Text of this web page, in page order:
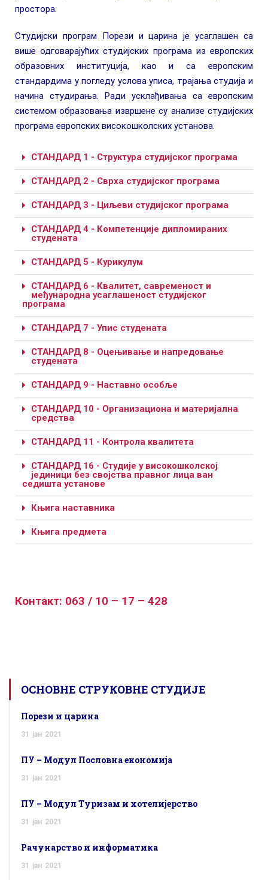
простора.
Студијски програм Порези и царина је усаглашен са
више одговарајућих студијских програма из европских
образовних институција, као и са европским
стандардима у погледу услова уписа, трајања студија и
начина студирања. Ради усклађивања са европским
системом образовања извршене су анализе студијских
програма европских високошколских установа.
СТАНДАРД 1 - Структура студијског програма
СТАНДАРД 2 - Сврха студијског програма
СТАНДАРД 3 - Циљеви студијског програма
СТАНДАРД 4 - Компетенције дипломираних
студената
СТАНДАРД 5 - Курикулум
СТАНДАРД 6 - Квалитет, савременост и
међународна усаглашеност студијског
програма
СТАНДАРД 7 - Упис студената
СТАНДАРД 8 - Оцењивање и напредовање
студената
СТАНДАРД 9 - Наставно особље
СТАНДАРД 10 - Организациона и материјална
средства
СТАНДАРД 11 - Контрола квалитета
СТАНДАРД 16 - Студије у високошколској
јединици без својства правног лица ван
седишта установе
Књига наставника
Књига предмета
Контакт: 063 / 10 – 17 – 428
ОСНОВНЕ СТРУКОВНЕ СТУДИЈЕ
Порези и царина
31 јан 2021
ПУ – Модул Пословна економија
31 јан 2021
ПУ – Модул Туризам и хотелијерство
31 јан 2021
Рачунарство и информатика
31 јан 2021